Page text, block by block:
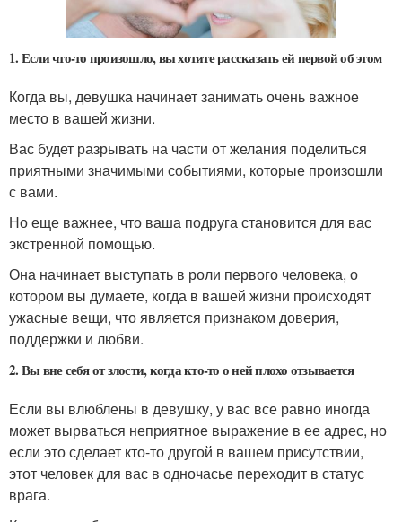
1. Если что-то произошло, вы хотите рассказать ей первой об этом
Когда вы, девушка начинает занимать очень важное
место в вашей жизни.
Вас будет разрывать на части от желания поделиться
приятными значимыми событиями, которые произошли
с вами.
Но еще важнее, что ваша подруга становится для вас
экстренной помощью.
Она начинает выступать в роли первого человека, о
котором вы думаете, когда в вашей жизни происходят
ужасные вещи, что является признаком доверия,
поддержки и любви.
2. Вы вне себя от злости, когда кто-то о ней плохо отзывается
Если вы влюблены в девушку, у вас все равно иногда
может вырваться неприятное выражение в ее адрес, но
если это сделает кто-то другой в вашем присутствии,
этот человек для вас в одночасье переходит в статус
врага.